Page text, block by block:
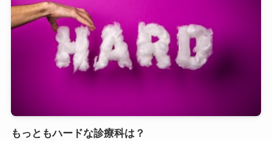
もっともハードな診療科は？